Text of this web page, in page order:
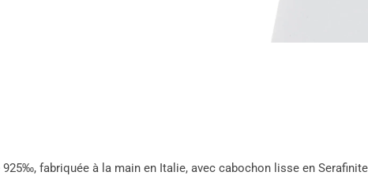
925‰, fabriquée à la main en Italie, avec cabochon lisse en